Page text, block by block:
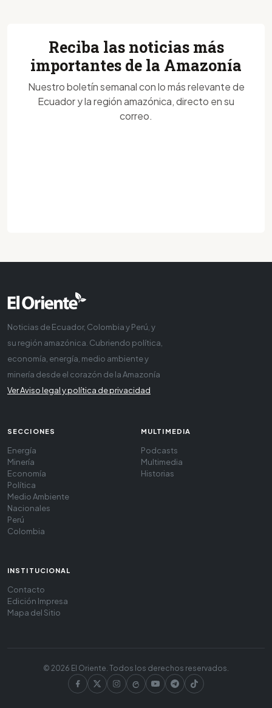
Reciba las noticias más
importantes de la Amazonía
Nuestro boletín semanal con lo más relevante de
Ecuador y la región amazónica, directo en su
correo.
Noticias de Ecuador, Colombia y Perú, y
su región amazónica. Cubriendo política,
economía, energía, medio ambiente y
minería desde el corazón de la Amazonía
Ver Aviso legal y política de privacidad
SECCIONES
Energía
Minería
Economía
Política
Medio Ambiente
Nacionales
Perú
Colombia
MULTIMEDIA
Podcasts
Multimedia
Historias
INSTITUCIONAL
Contacto
Edición Impresa
Mapa del Sitio
© 2026 El Oriente. Todos los derechos reservados.